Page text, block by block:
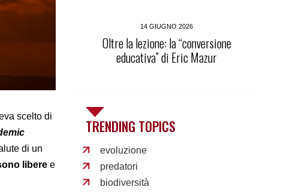
scelto di
di un
libere e
14 GIUGNO 2026
Oltre la lezione: la “conversione
educativa” di Eric Mazur
TRENDING TOPICS
evoluzione
predatori
biodiversità